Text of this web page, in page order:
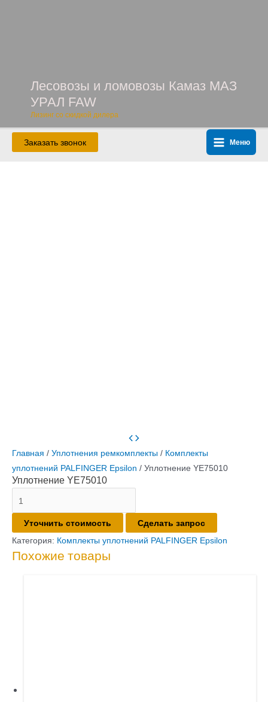
Лесовозы и ломовозы Камаз МАЗ
УРАЛ FAW
Лизинг со скидкой дилера
Заказать звонок
Main
Меню
Главная / Уплотнения ремкомплекты / Комплекты
уплотнений PALFINGER Epsilon / Уплотнение YE75010
Уплотнение YE75010
товара
Уплотнение
YE75010
Уточнить стоимость
Сделать запрос
Категория: Комплекты уплотнений PALFINGER Epsilon
Похожие товары